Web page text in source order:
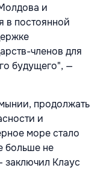
и
в постоянной
членов для
будущего", —
продолжать
и
море стало
больше не
заключил Клаус